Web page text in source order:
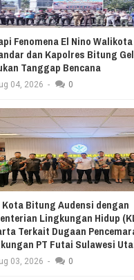
Fenomena El Nino
dan Kapolres Bitung
Tanggap Bencana
04, 2026 - 0
Bitung Audensi dengan
Lingkungan Hidup
Terkait Dugaan
PT Futai Sulawesi
03, 2026 - 0